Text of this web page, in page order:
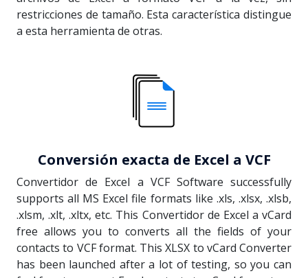
restricciones de tamaño. Esta característica distingue
a esta herramienta de otras.
Conversión exacta de Excel a VCF
Convertidor de Excel a VCF Software successfully
supports all MS Excel file formats like .xls, .xlsx, .xlsb,
.xlsm, .xlt, .xltx, etc. This Convertidor de Excel a vCard
free allows you to converts all the fields of your
contacts to VCF format. This XLSX to vCard Converter
has been launched after a lot of testing, so you can